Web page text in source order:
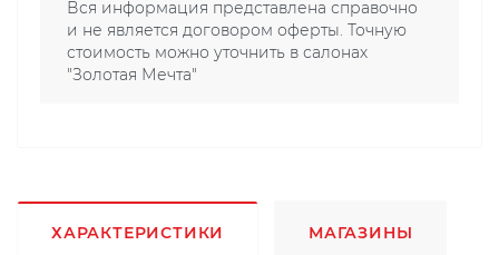
Вся информация представлена справочно
и не является договором оферты. Точную
стоимость можно уточнить в салонах
"Золотая Мечта"
ХАРАКТЕРИСТИКИ МАГАЗИНЫ